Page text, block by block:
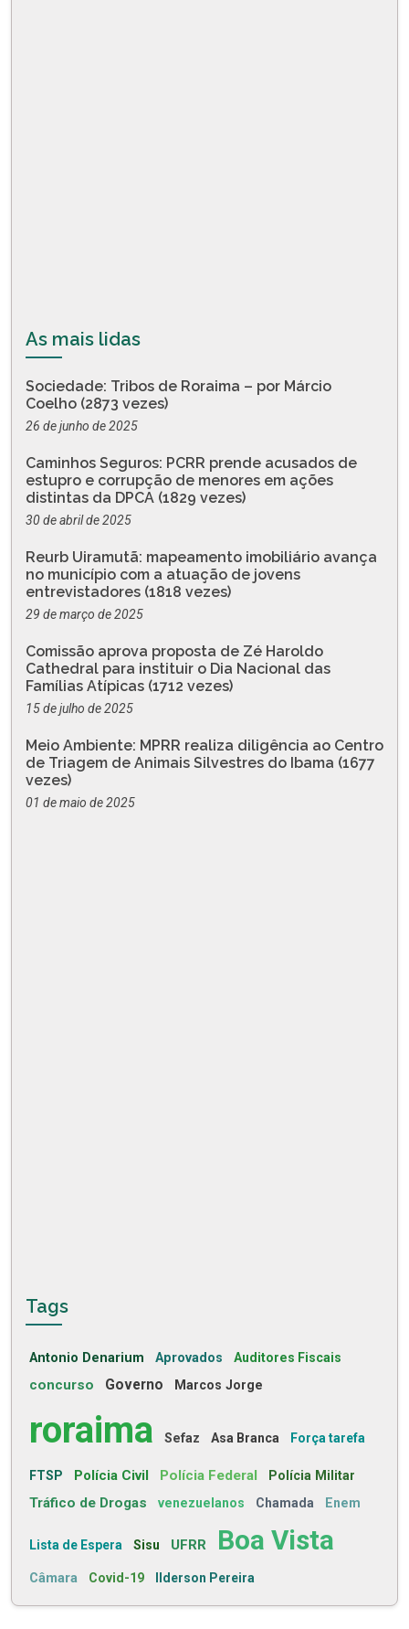
As mais lidas
Sociedade: Tribos de Roraima – por Márcio
Coelho (2873 vezes)
26 de junho de 2025
Caminhos Seguros: PCRR prende acusados de
estupro e corrupção de menores em ações
distintas da DPCA (1829 vezes)
30 de abril de 2025
Reurb Uiramutã: mapeamento imobiliário avança
no município com a atuação de jovens
entrevistadores (1818 vezes)
29 de março de 2025
Comissão aprova proposta de Zé Haroldo
Cathedral para instituir o Dia Nacional das
Famílias Atípicas (1712 vezes)
15 de julho de 2025
Meio Ambiente: MPRR realiza diligência ao Centro
de Triagem de Animais Silvestres do Ibama (1677
vezes)
01 de maio de 2025
Tags
Antonio Denarium Aprovados Auditores Fiscais
concurso Governo Marcos Jorge
roraima Sefaz Asa Branca Força tarefa
FTSP Polícia Civil Polícia Federal Polícia Militar
Tráfico de Drogas venezuelanos Chamada Enem
Lista de Espera Sisu UFRR Boa Vista
Câmara Covid-19 Ilderson Pereira